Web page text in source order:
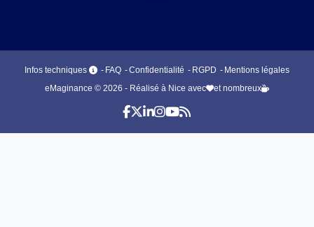
Infos techniques FAQ Confidentialité RGPD
Mentions légales
eMaginance © 2026 - Réalisé à Nice avec
et nombreux